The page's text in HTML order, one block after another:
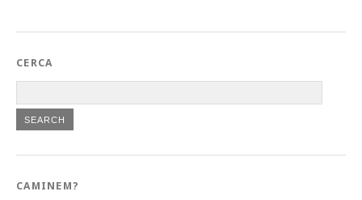
CERCA
CAMINEM?